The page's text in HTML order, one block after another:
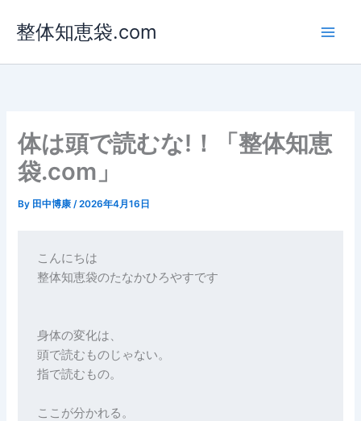
ス
整体知恵袋.com
体は頭で読むな!！「整体知恵
袋.com」
By 田中博康/2026年4月16日
こんにちは
整体知恵袋のたなかひろやすです
身体の変化は、
頭で読むものじゃない。
指で読むもの。
ここが分かれる。